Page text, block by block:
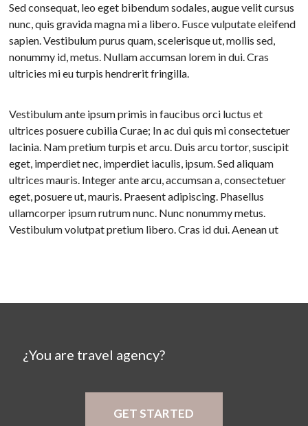
Sed consequat, leo eget bibendum sodales, augue velit cursus
nunc, quis gravida magna mi a libero. Fusce vulputate eleifend
sapien. Vestibulum purus quam, scelerisque ut, mollis sed,
nonummy id, metus. Nullam accumsan lorem in dui. Cras
ultricies mi eu turpis hendrerit fringilla.
Vestibulum ante ipsum primis in faucibus orci luctus et
ultrices posuere cubilia Curae; In ac dui quis mi consectetuer
lacinia. Nam pretium turpis et arcu. Duis arcu tortor, suscipit
eget, imperdiet nec, imperdiet iaculis, ipsum. Sed aliquam
ultrices mauris. Integer ante arcu, accumsan a, consectetuer
eget, posuere ut, mauris. Praesent adipiscing. Phasellus
ullamcorper ipsum rutrum nunc. Nunc nonummy metus.
Vestibulum volutpat pretium libero. Cras id dui. Aenean ut
¿You are travel agency?
GET STARTED